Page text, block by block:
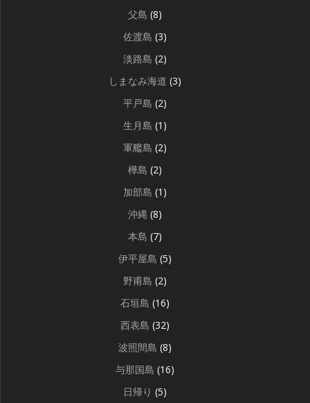
父島 (8)
佐渡島 (3)
淡路島 (2)
しまなみ海道 (3)
平戸島 (2)
生月島 (1)
軍艦島 (2)
樺島 (2)
加部島 (1)
沖縄 (8)
本島 (7)
伊平屋島 (5)
野甫島 (2)
石垣島 (16)
西表島 (32)
波照間島 (8)
与那国島 (16)
日帰り (5)